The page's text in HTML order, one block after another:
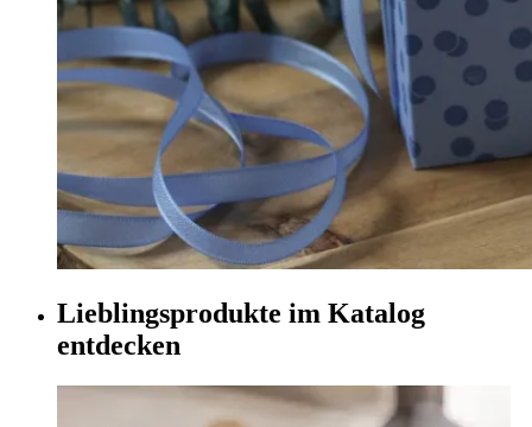
Lieblingsprodukte im Katalog
entdecken